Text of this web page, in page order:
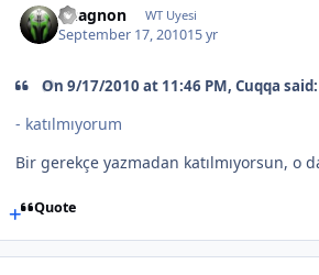
Vuagnon WT Uyesi
September 17, 201015 yr
On 9/17/2010 at 11:46 PM, Cuqqa said:
- katılmıyorum
Bir gerekçe yazmadan katılmıyorsun, o
Quote